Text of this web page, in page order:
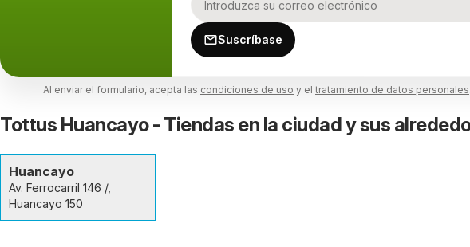
Suscríbase
Al enviar el formulario, acepta las condiciones de uso y el tratamiento de datos personales
Tottus Huancayo - Tiendas en la ciudad y sus
Huancayo
Av. Ferrocarril 146 /,
Huancayo 150